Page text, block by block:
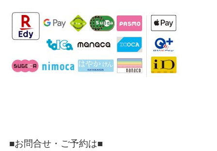
■お問合せ・ご予約は■